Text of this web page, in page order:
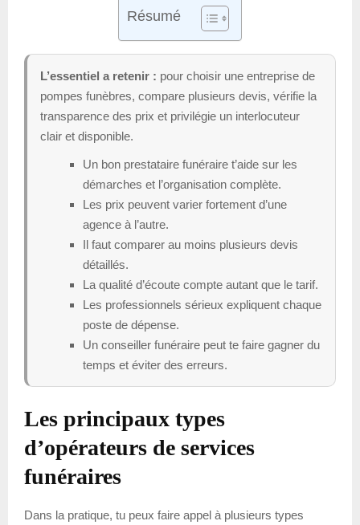
Résumé
L’essentiel a retenir : pour choisir une entreprise de
pompes funèbres, compare plusieurs devis, vérifie la
transparence des prix et privilégie un interlocuteur
clair et disponible.
Un bon prestataire funéraire t’aide sur les
démarches et l’organisation complète.
Les prix peuvent varier fortement d’une
agence à l’autre.
Il faut comparer au moins plusieurs devis
détaillés.
La qualité d’écoute compte autant que le tarif.
Les professionnels sérieux expliquent chaque
poste de dépense.
Un conseiller funéraire peut te faire gagner du
temps et éviter des erreurs.
Les principaux types
d’opérateurs de services
funéraires
Dans la pratique, tu peux faire appel à plusieurs types